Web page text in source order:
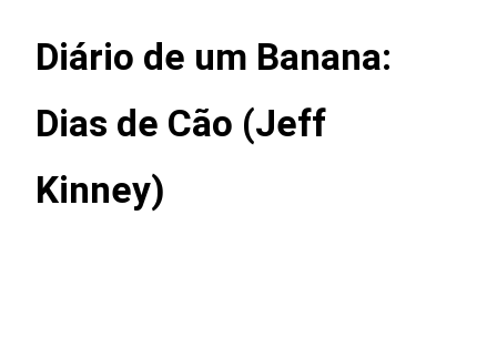
Diário de um Banana:
Dias de Cão (Jeff
Kinney)